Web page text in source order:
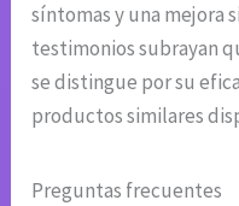
síntomas y una mejora
testimonios subrayan
se distingue por su
productos similares
Preguntas frecuentes